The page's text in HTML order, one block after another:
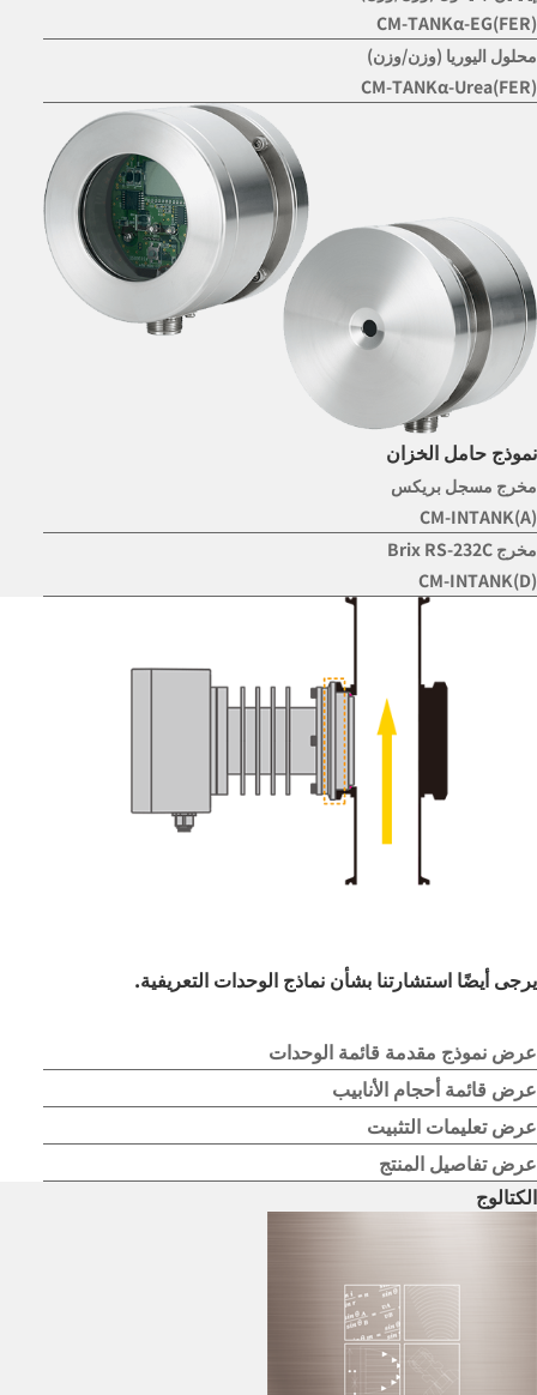
CM-TANKα-EG(FER)
محلول اليوريا (وزن/وزن)
CM-TANKα-Urea(FER)
نموذج حامل الخزان
مخرج مسجل بريكس
CM-INTANK(A)
مخرج Brix RS-232C
CM-INTANK(D)
يرجى أيضًا استشارتنا بشأن نماذج الوحدات التعريفية.
عرض نموذج مقدمة قائمة الوحدات
عرض قائمة أحجام الأنابيب
عرض تعليمات التثبيت
عرض تفاصيل المنتج
الكتالوج